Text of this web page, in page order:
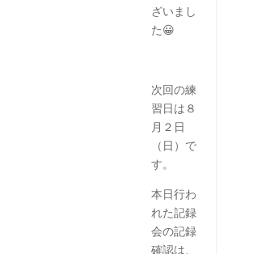
ざいまし
た😀
次回の練
習日は８
月２日
（日）で
す。
本日行わ
れた記録
会の記録
確認は、